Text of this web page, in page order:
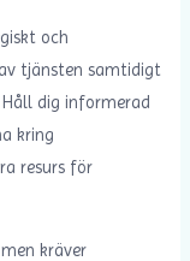
och
tjänsten samtidigt
dig informerad
kring
resurs för
kräver